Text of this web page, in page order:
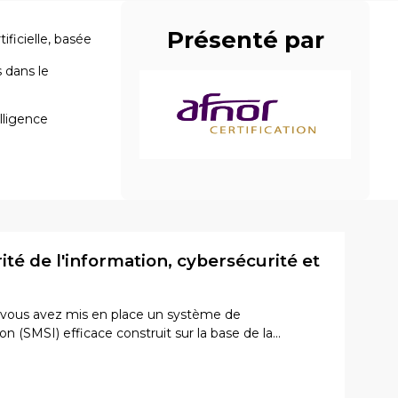
basée
le
Présenté par
de l'information, cybersécurité et
avez mis en place un système de
(SMSI) efficace construit sur la base de la...